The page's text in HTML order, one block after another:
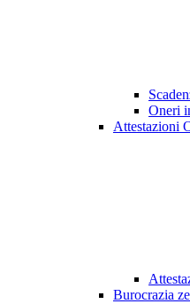
Oneri
Attestazioni
Burocrazia